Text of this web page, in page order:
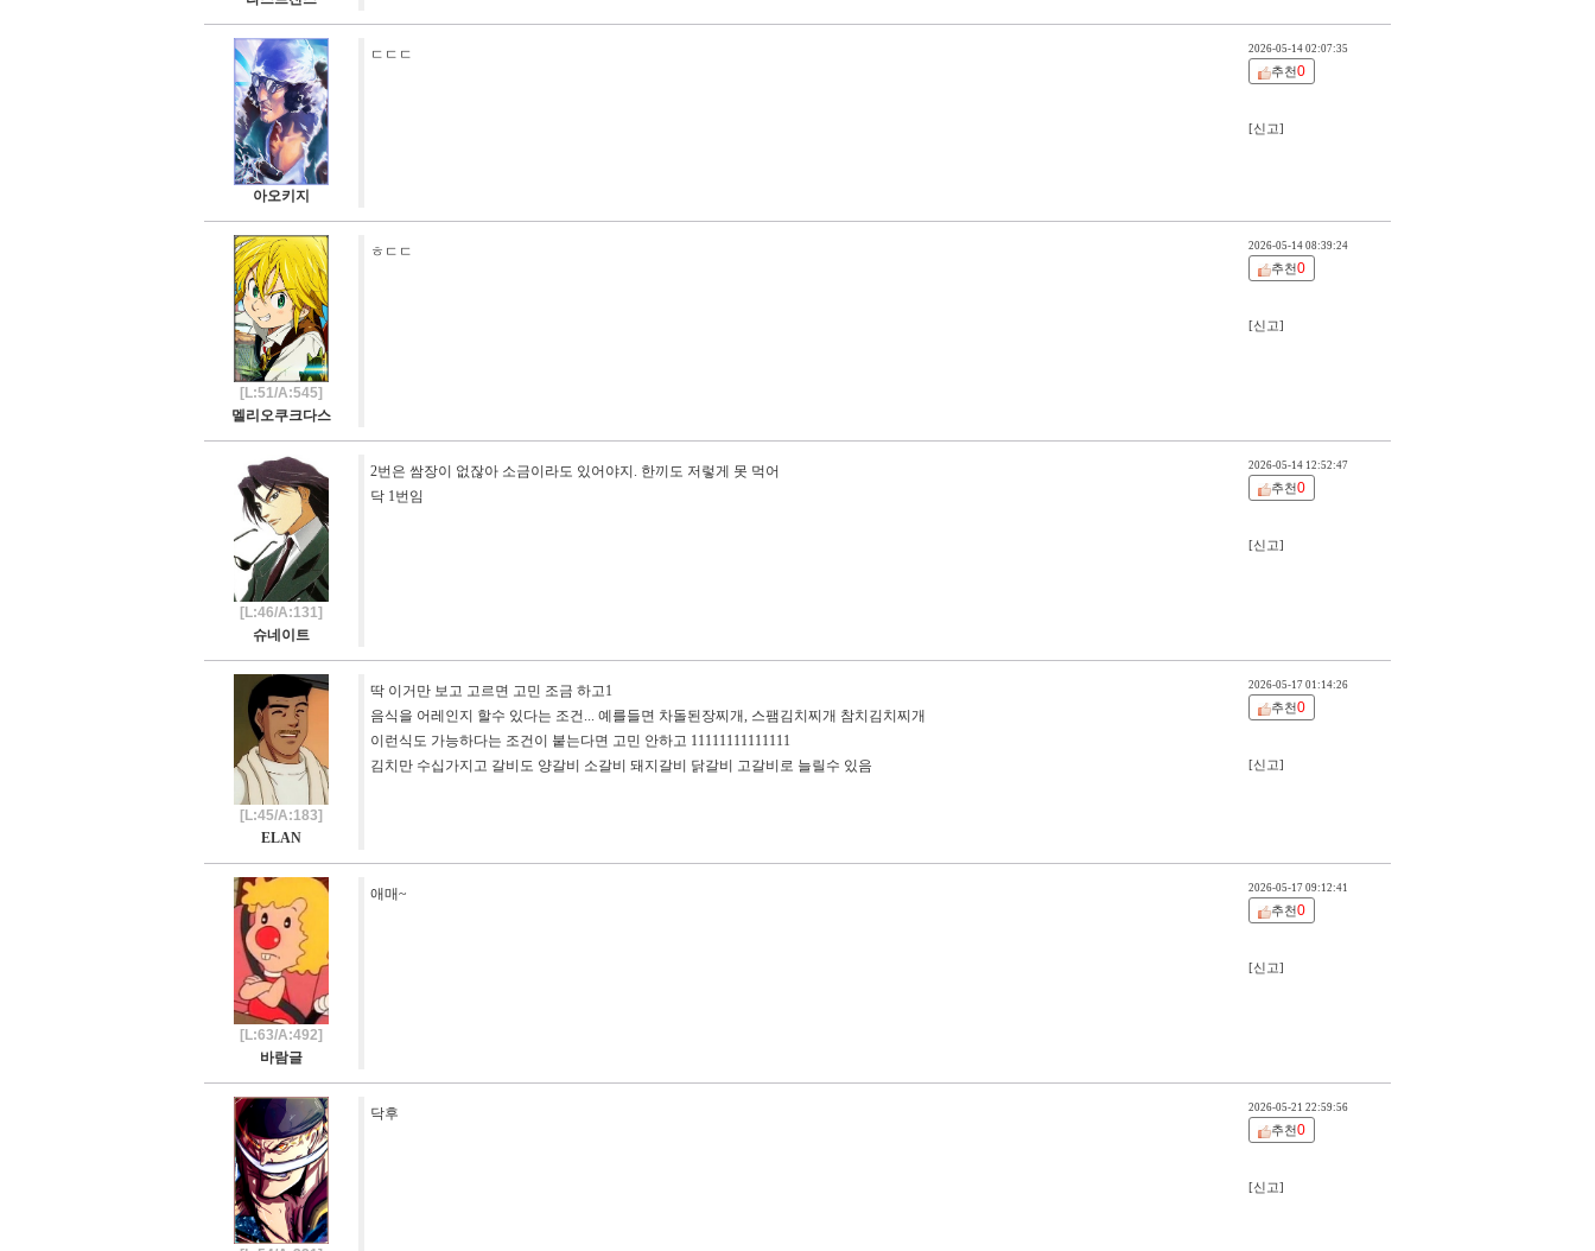
아오키지
ㄷㄷㄷ 2026-05-14 02:07:35
추천0
[신고]
[L:51/A:545]
멜리오쿠크다스
ㅎㄷㄷ 2026-05-14 08:39:24
추천0
[신고]
[L:46/A:131]
슈네이트
2번은 쌈장이 없잖아 소금이라도 있어야지. 한끼도 저렇게 못 먹어
닥 1번임
2026-05-14 12:52:47
추천0
[신고]
[L:45/A:183]
ELAN
딱 이거만 보고 고르면 고민 조금 하고1
음식을 어레인지 할수 있다는 조건... 예를들면 차돌된장찌개, 스팸김치찌개 참치김치찌개
이런식도 가능하다는 조건이 붙는다면 고민 안하고 11111111111111
김치만 수십가지고 갈비도 양갈비 소갈비 돼지갈비 닭갈비 고갈비로 늘릴수 있음
2026-05-17 01:14:26
추천0
[신고]
[L:63/A:492]
바람글
애매~ 2026-05-17 09:12:41
추천0
[신고]
닥후 2026-05-21 22:59:56
추천0
[신고]